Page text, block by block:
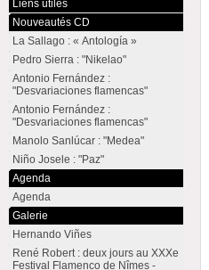
Liens utiles
Nouveautés CD
La Sallago : « Antología »
Pedro Sierra : "Nikelao"
Antonio Fernández :
"Desvariaciones flamencas"
Antonio Fernández :
"Desvariaciones flamencas"
Manolo Sanlúcar : "Medea"
Niño Josele : "Paz"
Agenda
Agenda
Galerie
Hernando Viñes
René Robert : deux jours au XXXe
Festival Flamenco de Nîmes -